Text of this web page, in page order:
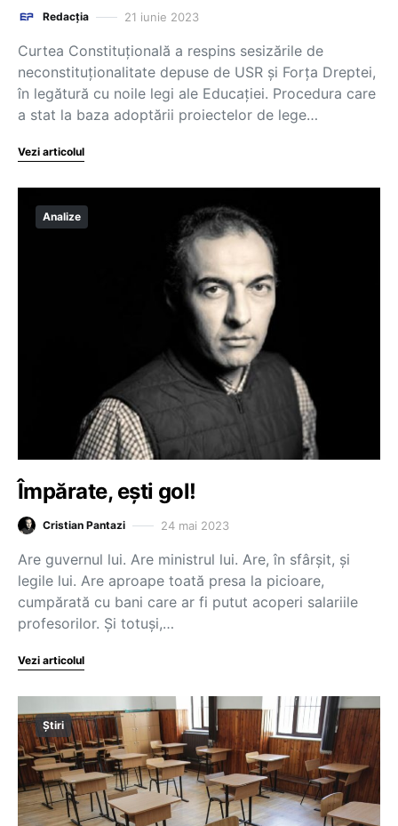
Redacția 21 iunie 2023
Curtea Constituțională a respins sesizările de
neconstituţionalitate depuse de USR şi Forţa Dreptei,
în legătură cu noile legi ale Educaţiei. Procedura care
a stat la baza adoptării proiectelor de lege…
Vezi articolul
Analize
Împărate, ești gol!
Cristian Pantazi 24 mai 2023
Are guvernul lui. Are ministrul lui. Are, în sfârșit, și
legile lui. Are aproape toată presa la picioare,
cumpărată cu bani care ar fi putut acoperi salariile
profesorilor. Și totuși,…
Vezi articolul
Știri